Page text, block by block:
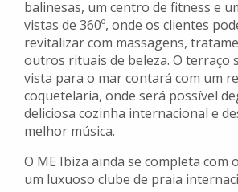
balinesas, um centro de fitness e
vistas de 360º, onde os clientes
revitalizar com massagens,
outros rituais de beleza. O terraço
vista para o mar contará com um
coquetelaria, onde será possível
deliciosa cozinha internacional e
melhor música.
O ME Ibiza ainda se completa com
um luxuoso clube de praia